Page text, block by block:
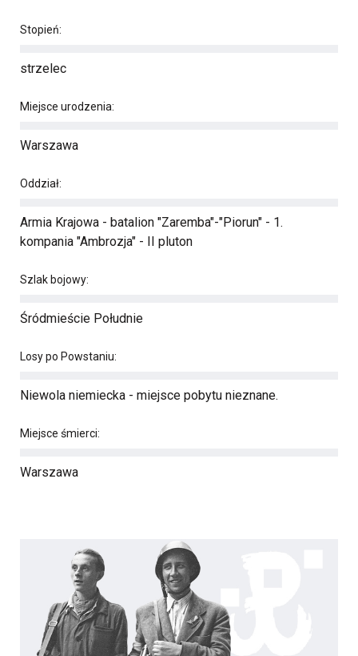
Stopień:
strzelec
Miejsce urodzenia:
Warszawa
Oddział:
Armia Krajowa - batalion "Zaremba"-"Piorun" - 1.
kompania "Ambrozja" - II pluton
Szlak bojowy:
Śródmieście Południe
Losy po Powstaniu:
Niewola niemiecka - miejsce pobytu nieznane.
Miejsce śmierci:
Warszawa